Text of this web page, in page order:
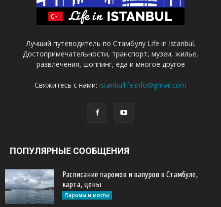
Лучший путеводитель по Стамбулу Life in Istanbul.
Достопримечательности, транспорт, музеи, жилье,
развлечения, шоппинг, еда и многое другое
Свяжитесь с нами: istanbullife.info@gmail.com
ПОПУЛЯРНЫЕ СООБЩЕНИЯ
Расписание паромов и вапуров в Стамбуле,
карта, цены
Паромы и мосты